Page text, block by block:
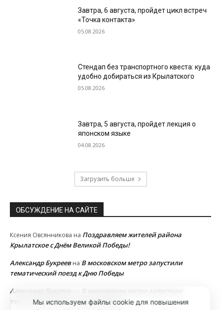
Завтра, 6 августа, пройдет цикл встреч
«Точка контакта»
05.08.2026
Стендап без транспортного квеста: куда
удобно добираться из Крылатского
05.08.2026
Завтра, 5 августа, пройдет лекция о
японском языке
04.08.2026
Загрузить больше
ОБСУЖДЕНИЕ НА САЙТЕ
Ксения Овсянникова на Поздравляем жителей района
Крылатское с Днём Великой Победы!
Александр Букреевна В московском метро запустили
тематический поезд к Дню Победы
Александр Букреев
В московском метро запустили
тематический поезд к Дню Победы
Мы используем файлы cookie для повышения